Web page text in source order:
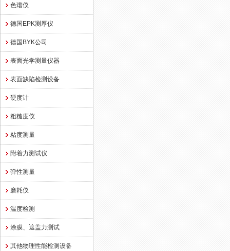
色谱仪
德国EPK测厚仪
德国BYK公司
表面光学测量仪器
表面缺陷检测设备
硬度计
粗糙度仪
粘度测量
附着力测试仪
弹性测量
磨耗仪
温度检测
涂膜、遮盖力测试
其他物理性能检测设备